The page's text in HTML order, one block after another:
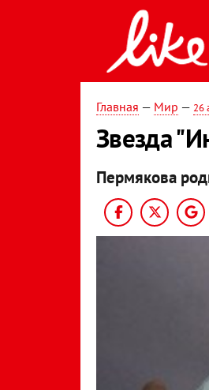
Главная — Мир — 26
Звезда
Пермякова